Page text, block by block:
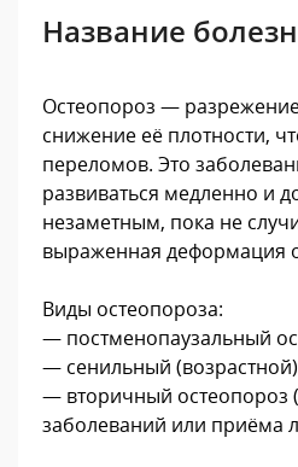
Название
Остеопороз —
снижение её плотности,
переломов. Это
развиваться медленно и
незаметным, пока не
выраженная деформация
Виды остеопороза:
— постменопаузальный
— сенильный
— вторичный остеопороз
заболеваний или приёма